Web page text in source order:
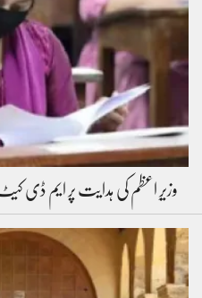
وزیرِ اعظم کی ہدایت پر ایم ڈی کیٹ کا